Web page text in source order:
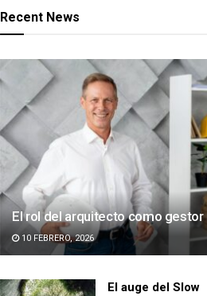
Recent News
El rol del arquitecto como gestor
10 FEBRERO, 2026
El auge del Slow